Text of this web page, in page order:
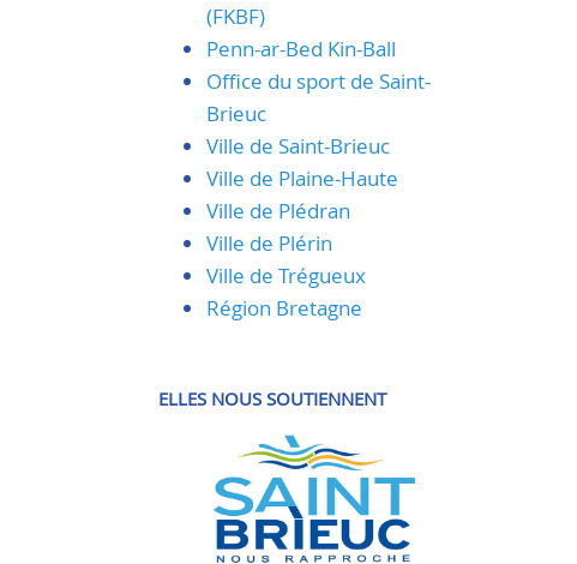
(FKBF)
Penn-ar-Bed Kin-Ball
Office du sport de Saint-
Brieuc
Ville de Saint-Brieuc
Ville de Plaine-Haute
Ville de Plédran
Ville de Plérin
Ville de Trégueux
Région Bretagne
ELLES NOUS SOUTIENNENT